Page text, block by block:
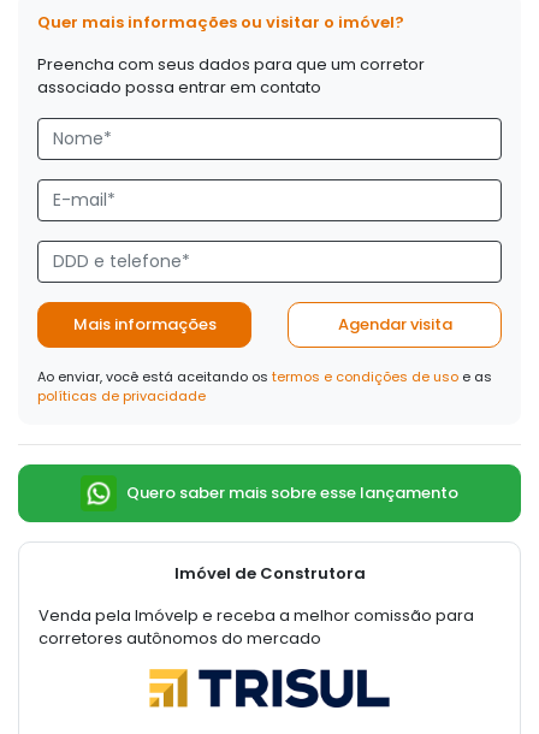
Quer mais informações ou visitar o imóvel?
Preencha com seus dados para que um corretor
associado possa entrar em contato
Mais informações Agendar visita
Ao enviar, você está aceitando os termos e condições de uso e as
políticas de privacidade
Quero saber mais sobre esse lançamento
Imóvel de Construtora
Venda pela Imóvelp e receba a melhor comissão para
corretores autônomos do mercado